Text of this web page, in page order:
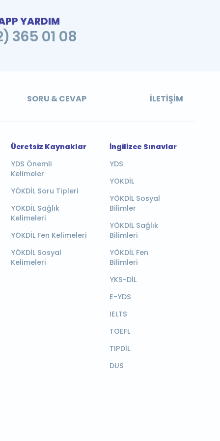
YARDIM
365 01 08
SORU & CEVAP İLETIŞIM
Ücretsiz Kaynaklar
YDS Önemli
Kelimeler
YÖKDİL Soru Tipleri
YÖKDİL Sağlık
Kelimeleri
YÖKDİL Fen Kelimeleri
YÖKDİL Sosyal
Kelimeleri
İngilizce Sınavlar
YDS
YÖKDİL
YÖKDİL Sosyal
Bilimler
YÖKDİL Sağlık
Bilimleri
YÖKDİL Fen
Bilimleri
YKS-DİL
E-YDS
IELTS
TOEFL
TIPDİL
DUS